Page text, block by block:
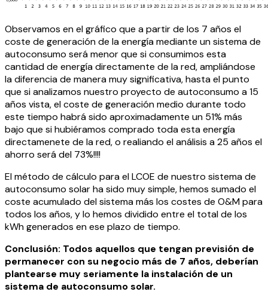
Observamos en el gráfico que a partir de los 7 años el
coste de generación de la energía mediante un sistema de
autoconsumo será menor que si consumimos esta
cantidad de energía directamente de la red, ampliándose
la diferencia de manera muy significativa, hasta el punto
que si analizamos nuestro proyecto de autoconsumo a 15
años vista, el coste de generación medio durante todo
este tiempo habrá sido aproximadamente un 51% más
bajo que si hubiéramos comprado toda esta energía
directamenete de la red, o realiando el análisis a 25 años el
ahorro será del 73%!!!!
El método de cálculo para el LCOE de nuestro sistema de
autoconsumo solar ha sido muy simple, hemos sumado el
coste acumulado del sistema más los costes de O&M para
todos los años, y lo hemos dividido entre el total de los
kWh generados en ese plazo de tiempo.
Conclusión: Todos aquellos que tengan previsión de
permanecer con su negocio más de 7 años, deberían
plantearse muy seriamente la instalación de un
sistema de autoconsumo solar.